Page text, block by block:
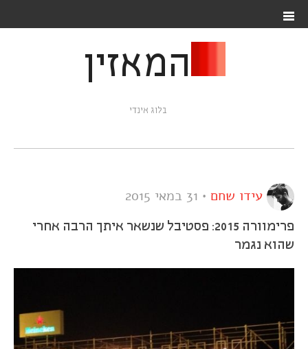
המאזין
בלוג אינדי
עידו שחם • 31 במאי 2015
פרימוורה 2015: פסטיבל שנשאר איתך הרבה אחרי
שהוא נגמר